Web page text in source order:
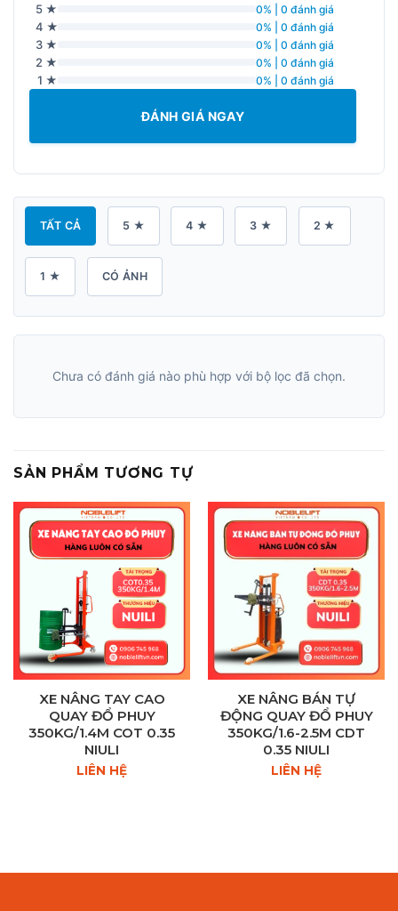
5 ★ 0% | 0 đánh giá
4 ★ 0% | 0 đánh giá
3 ★ 0% | 0 đánh giá
2 ★ 0% | 0 đánh giá
1 ★ 0% | 0 đánh giá
ĐÁNH GIÁ NGAY
TẤT CẢ 5 ★ 4 ★ 3 ★ 2 ★
1 ★ CÓ ẢNH
Chưa có đánh giá nào phù hợp với bộ lọc đã chọn.
SẢN PHẨM TƯƠNG TỰ
XE NÂNG TAY CAO
QUAY ĐỔ PHUY
350KG/1.4M COT 0.35
NIULI
LIÊN HỆ
XE NÂNG BÁN TỰ
ĐỘNG QUAY ĐỔ PHUY
350KG/1.6-2.5M CDT
0.35 NIULI
LIÊN HỆ